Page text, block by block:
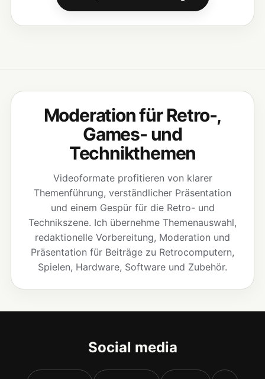
Moderation für Retro-,
Games- und
Technikthemen
Videoformate profitieren von klarer
Themenführung, verständlicher Präsentation
und einem Gespür für die Retro- und
Technikszene. Ich übernehme Themenauswahl,
redaktionelle Vorbereitung, Moderation und
Präsentation für Beiträge zu Retrocomputern,
Spielen, Hardware, Software und Zubehör.
Social media